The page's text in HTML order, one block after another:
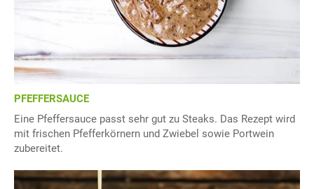
PFEFFERSAUCE
Eine Pfeffersauce passt sehr gut zu Steaks. Das Rezept wird
mit frischen Pfefferkörnern und Zwiebel sowie Portwein
zubereitet.